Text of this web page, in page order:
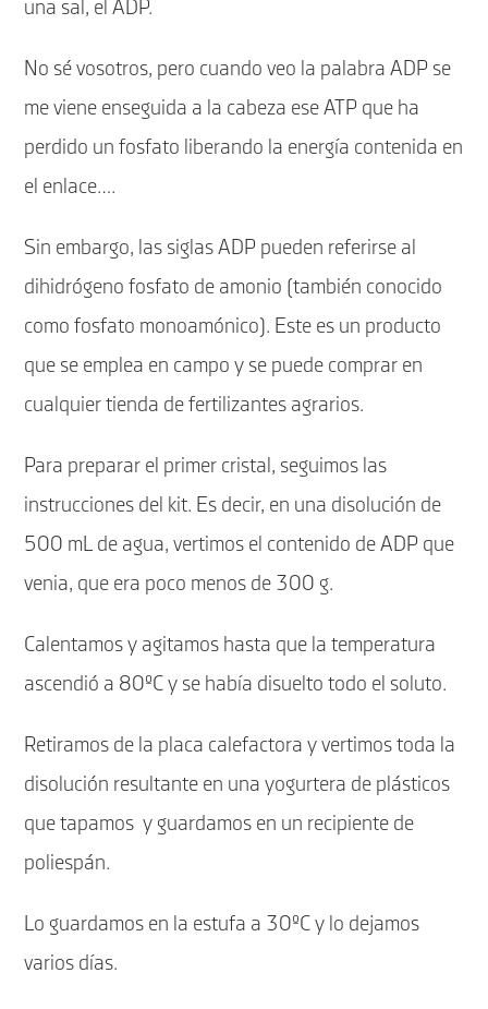
una sal, el ADP.
No sé vosotros, pero cuando veo la palabra ADP se
me viene enseguida a la cabeza ese ATP que ha
perdido un fosfato liberando la energía contenida en
el enlace….
Sin embargo, las siglas ADP pueden referirse al
dihidrógeno fosfato de amonio (también conocido
como fosfato monoamónico). Este es un producto
que se emplea en campo y se puede comprar en
cualquier tienda de fertilizantes agrarios.
Para preparar el primer cristal, seguimos las
instrucciones del kit. Es decir, en una disolución de
500 mL de agua, vertimos el contenido de ADP que
venia, que era poco menos de 300 g.
Calentamos y agitamos hasta que la temperatura
ascendió a 80ºC y se había disuelto todo el soluto.
Retiramos de la placa calefactora y vertimos toda la
disolución resultante en una yogurtera de plásticos
que tapamos y guardamos en un recipiente de
poliespán.
Lo guardamos en la estufa a 30ºC y lo dejamos
varios días.